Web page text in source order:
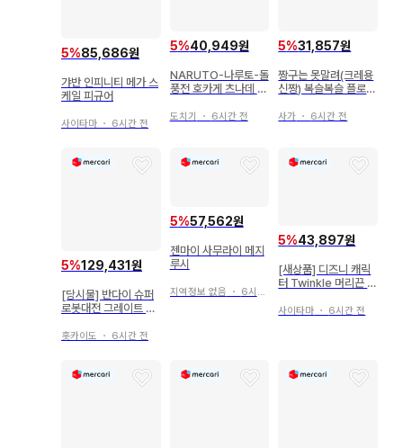
5%85,686원
갸반 인피니티 메가 스
케일 피규어
사이타마 ・ 6시간 전
5%40,949원
NARUTO-나루토-돌
풍전 호카게 츠나데 피
!!
도치기 ・ 6시간 전
5%31,857원
짱구는 못말려(크레용
신짱) 복슬복슬 플로키
사가 ・ 6시간 전
5%129,431원
[당시물] 반다이 슈퍼
로봇대전 그레이트 마
홋카이도 ・ 6시간 전
5%57,562원
젠마이 사무라이 메지
루시
지역정보 없음 ・ 6시간 전
5%43,897원
[새상품] 디즈니 캐릭
터 Twinkle 머리끈 7
사이타마 ・ 6시간 전